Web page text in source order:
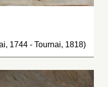
1744 - Tournai, 1818)